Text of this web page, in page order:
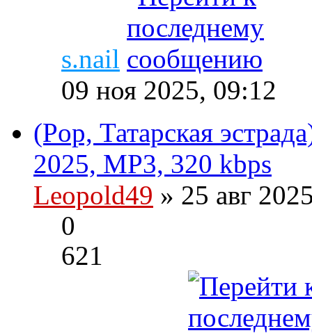
s.nail
09 ноя 2025, 09:12
(Pop, Татарская
2025, MP3, 320 kbps
Leopold49 » 25 авг
0
621